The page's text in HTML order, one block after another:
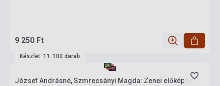
9 250 Ft
Készlet: 11-100 darab
József Andrásné, Szmrecsányi Magda: Zenei előképző